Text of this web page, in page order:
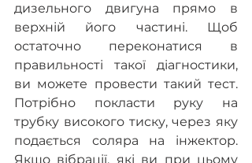
дизельного двигуна прямо в
верхній його частині. Щоб
остаточно переконатися в
правильності такої діагностики,
ви можете провести такий тест.
Потрібно покласти руку на
трубку високого тиску, через яку
подається соляра на інжектор.
Якщо вібрації, які ви при цьому